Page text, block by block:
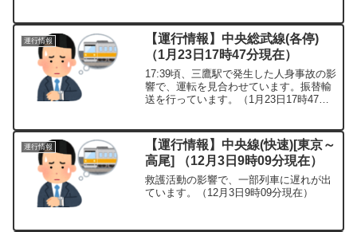
運行情報
【運行情報】中央総武線(各停)
（1月23日17時47分現在）
17:39頃、三鷹駅で発生した人身事故の影
響で、運転を見合わせています。振替輸
送を行っています。（1月23日17時47分
運行情報
【運行情報】中央線(快速)[東京～
高尾] （12月3日9時09分現在）
救護活動の影響で、一部列車に遅れが出
ています。（12月3日9時09分現在）